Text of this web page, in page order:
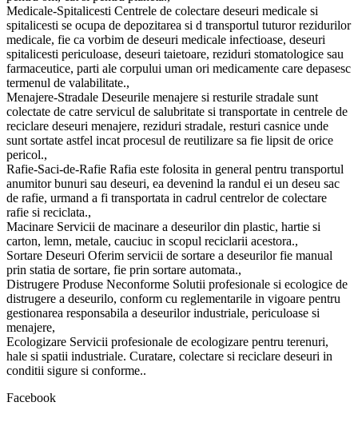
Medicale-Spitalicesti Centrele de colectare deseuri medicale si
spitalicesti se ocupa de depozitarea si d transportul tuturor rezidurilor
medicale, fie ca vorbim de deseuri medicale infectioase, deseuri
spitalicesti periculoase, deseuri taietoare, reziduri stomatologice sau
farmaceutice, parti ale corpului uman ori medicamente care depasesc
termenul de valabilitate.,
Menajere-Stradale Deseurile menajere si resturile stradale sunt
colectate de catre servicul de salubritate si transportate in centrele de
reciclare deseuri menajere, reziduri stradale, resturi casnice unde
sunt sortate astfel incat procesul de reutilizare sa fie lipsit de orice
pericol.,
Rafie-Saci-de-Rafie Rafia este folosita in general pentru transportul
anumitor bunuri sau deseuri, ea devenind la randul ei un deseu sac
de rafie, urmand a fi transportata in cadrul centrelor de colectare
rafie si reciclata.,
Macinare Servicii de macinare a deseurilor din plastic, hartie si
carton, lemn, metale, cauciuc in scopul reciclarii acestora.,
Sortare Deseuri Oferim servicii de sortare a deseurilor fie manual
prin statia de sortare, fie prin sortare automata.,
Distrugere Produse Neconforme Solutii profesionale si ecologice de
distrugere a deseurilo, conform cu reglementarile in vigoare pentru
gestionarea responsabila a deseurilor industriale, periculoase si
menajere,
Ecologizare Servicii profesionale de ecologizare pentru terenuri,
hale si spatii industriale. Curatare, colectare si reciclare deseuri in
conditii sigure si conforme..
Facebook